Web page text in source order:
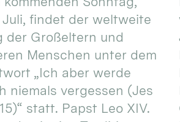
Juli, findet der weltweite
der Großeltern und
Menschen unter dem
„Ich aber werde
niemals vergessen (Jes
statt. Papst Leo XIV.